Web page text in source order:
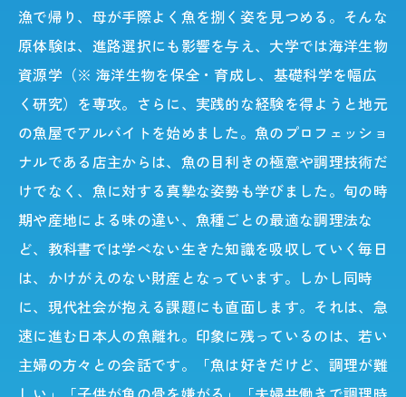
漁で帰り、母が手際よく魚を捌く姿を見つめる。そんな
原体験は、進路選択にも影響を与え、大学では海洋生物
資源学（※ 海洋生物を保全・育成し、基礎科学を幅広
く研究）を専攻。さらに、実践的な経験を得ようと地元
の魚屋でアルバイトを始めました。魚のプロフェッショ
ナルである店主からは、魚の目利きの極意や調理技術だ
けでなく、魚に対する真摯な姿勢も学びました。旬の時
期や産地による味の違い、魚種ごとの最適な調理法な
ど、教科書では学べない生きた知識を吸収していく毎日
は、かけがえのない財産となっています。しかし同時
に、現代社会が抱える課題にも直面します。それは、急
速に進む日本人の魚離れ。印象に残っているのは、若い
主婦の方々との会話です。「魚は好きだけど、調理が難